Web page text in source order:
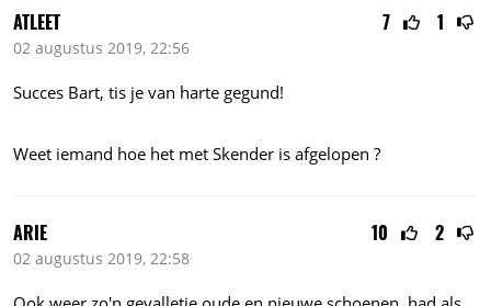
7 1
ATLEET
02 augustus 2019, 22:56
Succes Bart, tis je van harte gegund!
Weet iemand hoe het met Skender is afgelopen ?
10 2
ARIE
02 augustus 2019, 22:58